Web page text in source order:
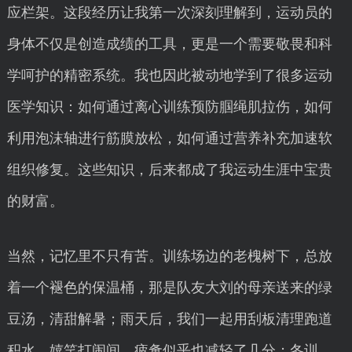
应栏架。这段经历让我第一次深刻理解到，运动员的
身体不仅是创造成绩的工具，更是一个需要敬畏和科
学呵护的精密系统。我也因此被动地学到了很多运动
医学知识：如何通过离心训练预防腘绳肌拉伤，如何
利用泡沫轴进行筋膜放松，如何通过营养补充加速软
组织修复。这些知识，后来都成了我运动生涯中宝贵
的财富。
当然，记忆里不只有苦。训练场边的老槐树下，总放
着一个褪色的保温桶，那是队友大刘的母亲送来的绿
豆汤，清甜解暑；雨天后，我们一起用刮板清理跑道